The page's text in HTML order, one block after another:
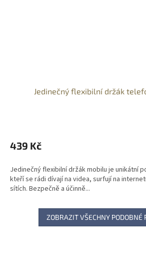
Jedinečný flexibilní držák
439 Kč
Jedinečný flexibilní držák mobilu je unikátní
kteří se rádi dívají na videa, surfují na
sítích. Bezpečně a účinně...
ZOBRAZIT VŠECHNY PODOBNÉ